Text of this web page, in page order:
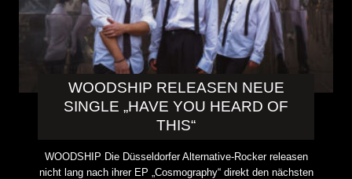
WOODSHIP RELEASEN NEUE
SINGLE „HAVE YOU HEARD OF
THIS“
WOODSHIP Die Düsseldorfer Alternative-Rocker releasen
nicht lang nach ihrer EP „Cosmography“ direkt den nächsten